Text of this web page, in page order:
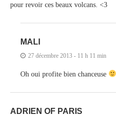
pour revoir ces beaux volcans. <3
MALI
27 décembre 2013 - 11 h 11 min
Oh oui profite bien chanceuse
ADRIEN OF PARIS